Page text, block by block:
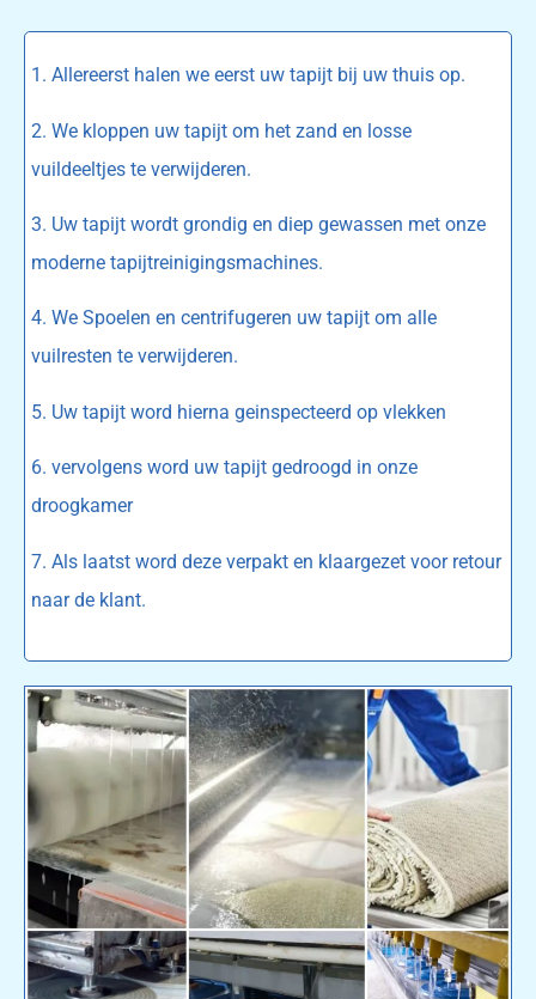
1. Allereerst halen we eerst uw tapijt bij uw thuis op.
2. We kloppen uw tapijt om het zand en losse
vuildeeltjes te verwijderen.
3. Uw tapijt wordt grondig en diep gewassen met onze
moderne tapijtreinigingsmachines.
4. We Spoelen en centrifugeren uw tapijt om alle
vuilresten te verwijderen.
5. Uw tapijt word hierna geinspecteerd op vlekken
6. vervolgens word uw tapijt gedroogd in onze
droogkamer
7. Als laatst word deze verpakt en klaargezet voor retour
naar de klant.